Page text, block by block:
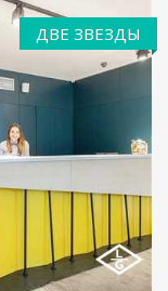
ДВЕ ЗВЕЗДЫ